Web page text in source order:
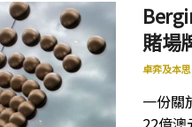
賭場
卓弈及本
一份關